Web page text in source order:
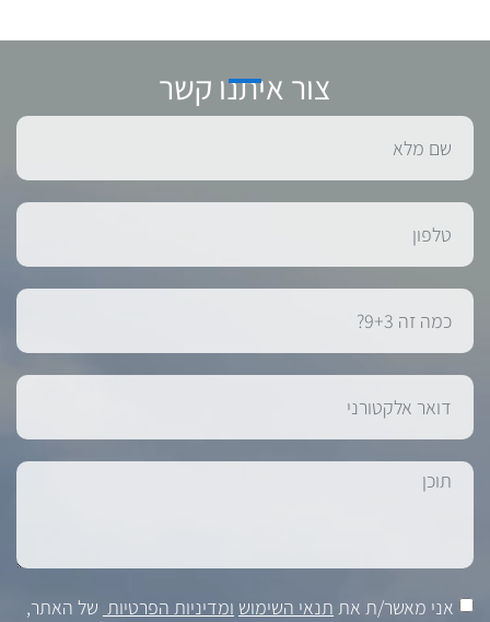
צור איתנו קשר
אני מאשר/ת את תנאי השימוש ומדיניות הפרטיות של האתר,